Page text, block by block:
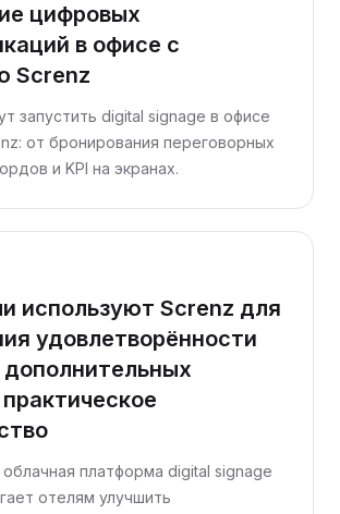
цифровых
в офисе с
Screnz
запустить digital signage в офисе
от бронирования переговорных
и KPI на экранах.
используют Screnz для
удовлетворённости
дополнительных
облачная платформа digital signage
отелям улучшить